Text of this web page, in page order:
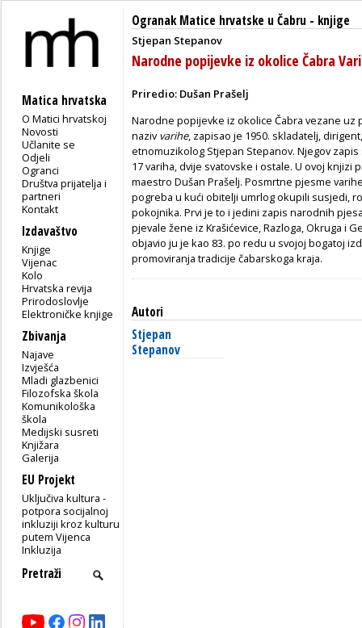
Matica hrvatska
O Matici hrvatskoj
Novosti
Učlanite se
Odjeli
Ogranci
Društva prijatelja i
partneri
Kontakt
Izdavaštvo
Knjige
Vijenac
Kolo
Hrvatska revija
Prirodoslovlje
Elektroničke knjige
Zbivanja
Najave
Izvješća
Mladi glazbenici
Filozofska škola
Komunikološka
škola
Medijski susreti
Knjižara
Galerija
EU Projekt
Uključiva kultura -
potpora socijalnoj
inkluziji kroz kulturu
putem Vijenca
Inkluzija
Ogranak Matice hrvatske u Čabru - knjige
Stjepan Stepanov
Narodne popijevke iz okolice Čabra
Priredio: Dušan Prašelj
Narodne popijevke iz okolice Čabra vezane
nazivvarihe, zapisao je 1950. skladatelj,
etnomuzikolog Stjepan Stepanov. Njegov
17 variha, dvije svatovske i ostale. U ovoj knjizi
maestro Dušan Prašelj. Posmrtne pjesme
pogreba u kući obitelji umrlog okupili susjedi,
pokojnika. Prvi je to i jedini zapis narodnih
pjevale žene iz Krašićevice, Razloga, Okruga i
objavio ju je kao 83. po redu u svojoj bogatoj
promoviranja tradicije čabarskoga kraja.
Autori
Stjepan
Stepanov